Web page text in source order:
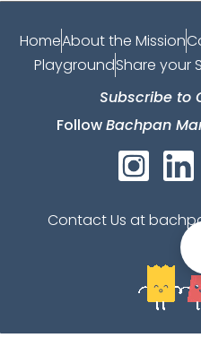
HomeAbout the Mission
PlaygroundShare your
Subscribe to
FollowBachpan
Contact Us at